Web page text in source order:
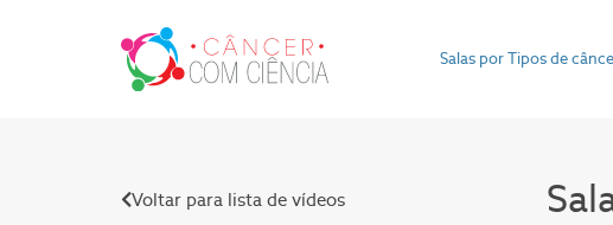
Salas por Tipos de
Voltar para lista de vídeos